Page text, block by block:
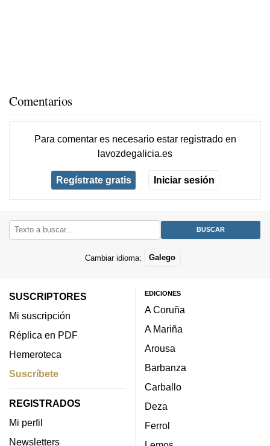
Comentarios
Para comentar es necesario estar registradoen
lavozdegalicia.es
Regístrate gratis Iniciar sesión
Cambiar idioma: Galego
SUSCRIPTORES
Mi suscripción
Réplica en PDF
Hemeroteca
Suscríbete
REGISTRADOS
Mi perfil
Newsletters
EDICIONES
A Coruña
A Mariña
Arousa
Barbanza
Carballo
Deza
Ferrol